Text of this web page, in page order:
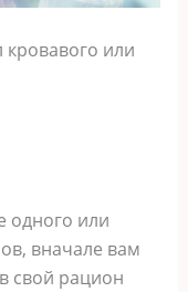
кровавого или
одного или
вначале вам
свой рацион